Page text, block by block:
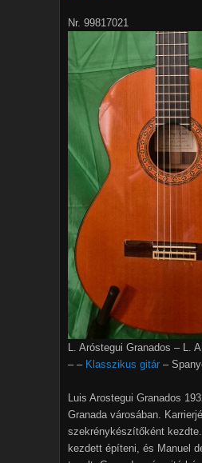
Nr. 99817021
L. Aróstegui Granados – L.
– – Klasszikus gitár –
Luis Arostegui Granados
Granada városában.
szekrénykészítőként
kezdett építeni, és Manuel